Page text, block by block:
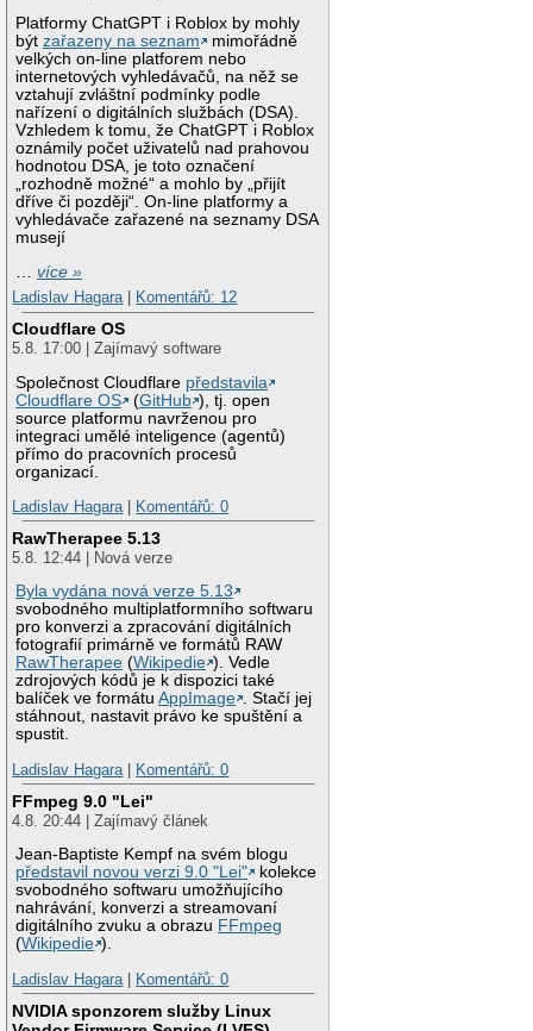
Platformy ChatGPT i Roblox by mohly
býtzařazeny na seznam
mimořádně
velkých on-line platforem nebo
internetových vyhledávačů, na něž se
vztahují zvláštní podmínky podle
nařízení o digitálních službách (DSA).
Vzhledem k tomu, že ChatGPT i Roblox
oznámily počet uživatelů nad prahovou
hodnotou DSA, je toto označení
„rozhodně možné“ a mohlo by „přijít
dříve či později“. On-line platformy a
vyhledávače zařazené na seznamy DSA
musejí
…více »
Ladislav Hagara| Komentářů: 12
Cloudflare OS
5.8. 17:00 | Zajímavý software
Společnost Cloudflare představila
Cloudflare OS
(GitHub ), tj. open
source platformu navrženou pro
integraci umělé inteligence (agentů)
přímo do pracovních procesů
organizací.
Ladislav Hagara| Komentářů: 0
RawTherapee 5.13
5.8. 12:44 | Nová verze
Byla vydána nová verze 5.13
svobodného multiplatformního softwaru
pro konverzi a zpracování digitálních
fotografií primárně ve formátů RAW
RawTherapee (Wikipedie ). Vedle
zdrojových kódů je k dispozici také
balíček ve formátuAppImage . Stačí jej
stáhnout, nastavit právo ke spuštění a
spustit.
Ladislav Hagara| Komentářů: 0
FFmpeg 9.0 "Lei"
4.8. 20:44 | Zajímavý článek
Jean-Baptiste Kempf na svém blogu
představil novou verzi 9.0 "Lei"
kolekce
svobodného softwaru umožňujícího
nahrávání, konverzi a streamovaní
digitálního zvuku a obrazu FFmpeg
(Wikipedie ).
Ladislav Hagara| Komentářů: 0
NVIDIA sponzorem služby Linux